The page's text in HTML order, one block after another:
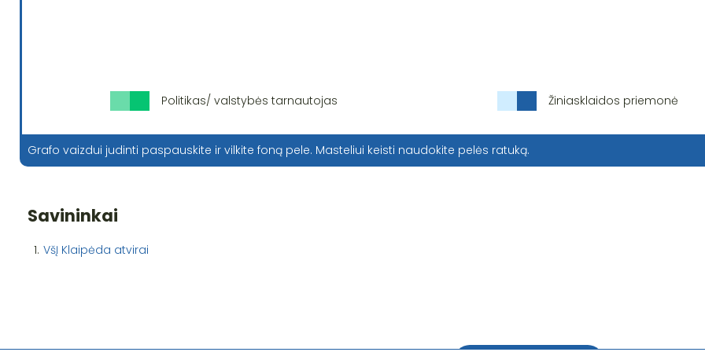
Politikas/ valstybės tarnautojas Žiniasklaidos priemonė
Grafo vaizdui judinti paspauskite ir vilkite foną pele. Masteliui keisti naudokite pelės ratuką.
Savininkai
1. VšĮ Klaipėda atvirai